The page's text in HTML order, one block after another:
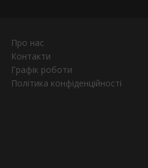
Про нас
Контакти
Графік роботи
Політика конфіденційності